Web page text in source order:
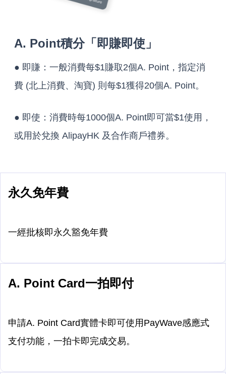
A. Point積分「即賺即使」
● 即賺：一般消費每$1賺取2個A. Point，指定消
費 (北上消費、淘寶) 則每$1獲得20個A. Point。
● 即使：消費時每1000個A. Point即可當$1使用，
或用於兌換 AlipayHK 及合作商戶禮券。
永久免年費
一經批核即永久豁免年費
A. Point Card一拍即付
申請A. Point Card實體卡即可使用PayWave感應式
支付功能，一拍卡即完成交易。